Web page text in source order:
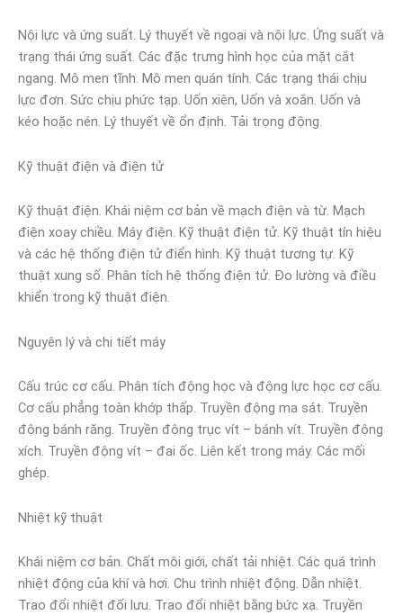
Nội lực và ứng suất. Lý thuyết về ngoại và nội lực. Ứng suất và
trạng thái ứng suất. Các đặc trưng hình học của mặt cắt
ngang. Mô men tĩnh. Mô men quán tính. Các trạng thái chịu
lực đơn. Sức chịu phức tạp. Uốn xiên, Uốn và xoắn. Uốn và
kéo hoặc nén. Lý thuyết về ổn định. Tải trọng động.
Kỹ thuật điện và điện tử
Kỹ thuật điện. Khái niệm cơ bản về mạch điện và từ. Mạch
điện xoay chiều. Máy điện. Kỹ thuật điện tử. Kỹ thuật tín hiệu
và các hệ thống điện tử điển hình. Kỹ thuật tương tự. Kỹ
thuật xung số. Phân tích hệ thống điện tử. Đo lường và điều
khiển trong kỹ thuật điện.
Nguyên lý và chi tiết máy
Cấu trúc cơ cấu. Phân tích động học và động lực học cơ cấu.
Cơ cấu phẳng toàn khớp thấp. Truyền động ma sát. Truyền
động bánh răng. Truyền động trục vít – bánh vít. Truyền động
xích. Truyền động vít – đai ốc. Liên kết trong máy. Các mối
ghép.
Nhiệt kỹ thuật
Khái niệm cơ bản. Chất môi giới, chất tải nhiệt. Các quá trình
nhiệt động của khí và hơi. Chu trình nhiệt động. Dẫn nhiệt.
Trao đổi nhiệt đối lưu. Trao đổi nhiệt bằng bức xạ. Truyền